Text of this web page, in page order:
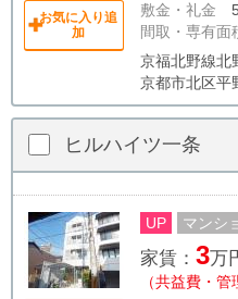
お気に入り追
加
敷金・礼金 5
間取・専有面
京福北野線北
京都市北区平
ヒルハイツ一条
UP マンシ
家賃： 3万
（共益費・